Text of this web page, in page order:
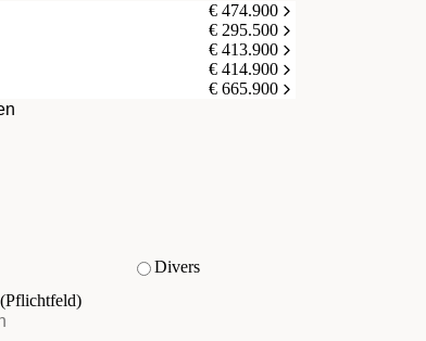
€ 474.900
€ 295.500
€ 413.900
€ 414.900
€ 665.900
Divers